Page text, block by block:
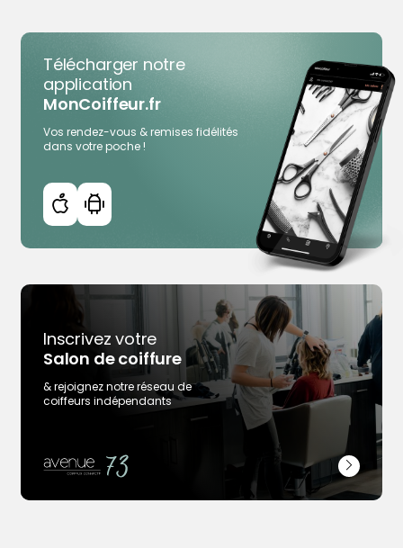
Trouver votre coiffeur
L’application
Télécharger notre
application
MonCoiffeur.fr
Vos rendez-vous & remises fidélités
dans votre poche !
Inscrivez votre
Salon de coiffure
& rejoignez notre réseau de
coiffeurs indépendants